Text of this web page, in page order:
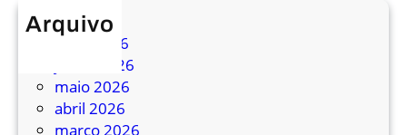
h
Arquivo
julho 2026
junho 2026
maio 2026
abril 2026
março 2026